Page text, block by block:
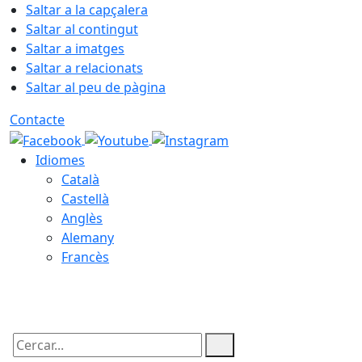
Saltar a la capçalera
Saltar al contingut
Saltar a imatges
Saltar a relacionats
Saltar al peu de pàgina
Contacte
Idiomes
Català
Castellà
Anglès
Alemany
Francès